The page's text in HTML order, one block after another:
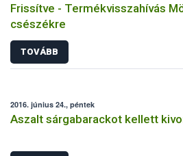
Frissítve - Termékvisszahívás
csészékre
TOVÁBB
2016. június 24., péntek
Aszalt sárgabarackot kellett